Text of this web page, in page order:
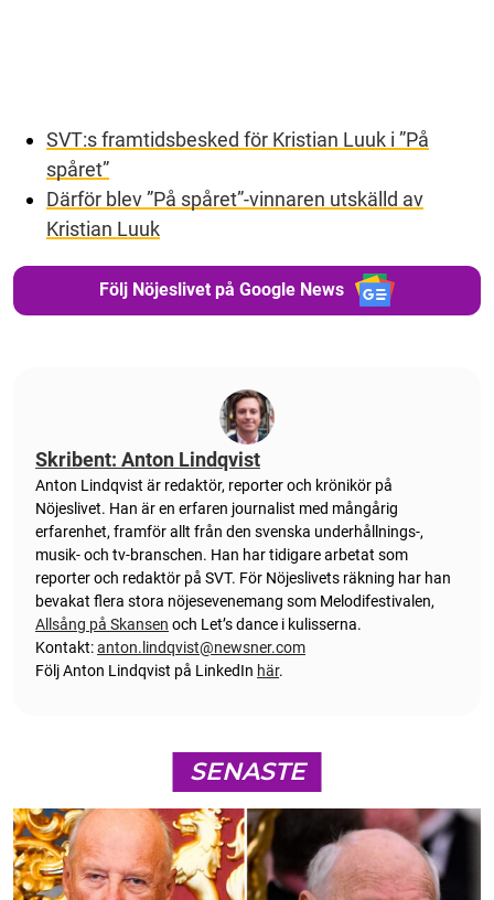
SVT:s framtidsbesked för Kristian Luuk i ”På
spåret”
Därför blev ”På spåret”-vinnaren utskälld av
Kristian Luuk
Följ Nöjeslivet på Google News
Skribent: Anton Lindqvist
Anton Lindqvist är redaktör, reporter och krönikör på
Nöjeslivet. Han är en erfaren journalist med mångårig
erfarenhet, framför allt från den svenska underhållnings-,
musik- och tv-branschen. Han har tidigare arbetat som
reporter och redaktör på SVT. För Nöjeslivets räkning har han
bevakat flera stora nöjesevenemang som Melodifestivalen,
Allsång på Skansen och Let’s dance i kulisserna.
Kontakt:anton.lindqvist@newsner.com
Följ Anton Lindqvist på LinkedIn här.
SENASTE